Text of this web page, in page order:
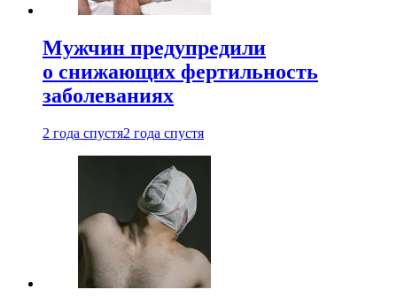
Мужчин предупредили
о снижающих фертильность
заболеваниях
2 года спустя2 года спустя